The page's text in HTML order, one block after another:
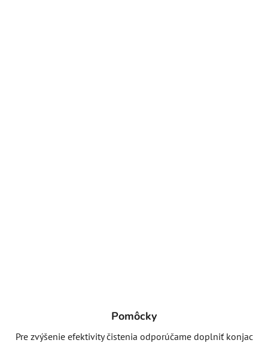
Pomôcky
Pre zvýšenie efektivity čistenia odporúčame doplniť konjac